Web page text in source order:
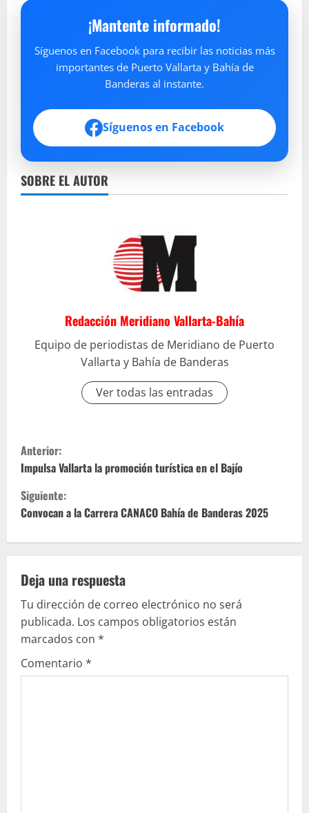
¡Mantente informado!
Síguenos en Facebook para recibir las noticias más
importantes de Puerto Vallarta y Bahía de
Banderas al instante.
Síguenos en Facebook
SOBRE EL AUTOR
Redacción Meridiano Vallarta-Bahía
Equipo de periodistas de Meridiano de Puerto
Vallarta y Bahía de Banderas
Ver todas las entradas
S
i
g
l
e
y
e
Anterior:
Impulsa Vallarta la promoción turística en el Bajío
Siguiente:
Convocan a la Carrera CANACO Bahía de Banderas 2025
Deja una respuesta
Tu dirección de correo electrónico no será
publicada. Los campos obligatorios están
marcados con *
Comentario *